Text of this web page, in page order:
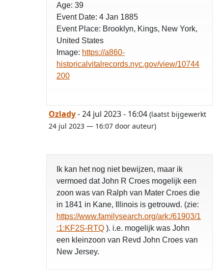
Age: 39
Event Date: 4 Jan 1885
Event Place: Brooklyn, Kings, New York,
United States
Image: https://a860-
historicalvitalrecords.nyc.gov/view/10744
200
Ozlady- 24 jul 2023 - 16:04 (laatst bijgewerkt
24 jul 2023 — 16:07 door auteur)
Ik kan het nog niet bewijzen, maar ik
vermoed dat John R Croes mogelijk een
zoon was van Ralph van Mater Croes die
in 1841 in Kane, Illinois is getrouwd. (zie:
https://www.familysearch.org/ark:/61903/1
:1:KF2S-RTQ ). i.e. mogelijk was John
een kleinzoon van Revd John Croes van
New Jersey.